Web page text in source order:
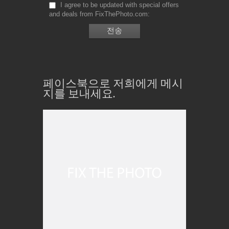
I agree to be updated with special offers
and deals from FixThePhoto.com
페이스북으로 저희에게 메시
지를 보내세요.